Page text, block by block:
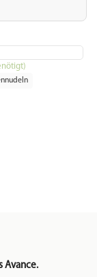
Avance.